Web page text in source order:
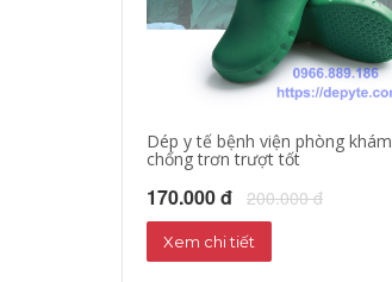
Dép y tế bệnh viện phòng khám
chống trơn trượt tốt
170.000 đ 200.000 đ
Xem chi tiết